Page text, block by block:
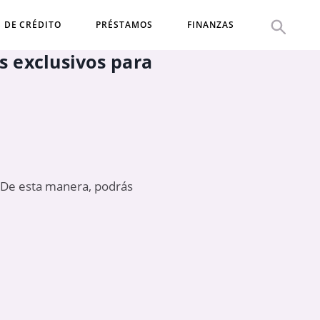
DE CRÉDITO PRÉSTAMOS FINANZAS
exclusivos para
esta manera, podrás